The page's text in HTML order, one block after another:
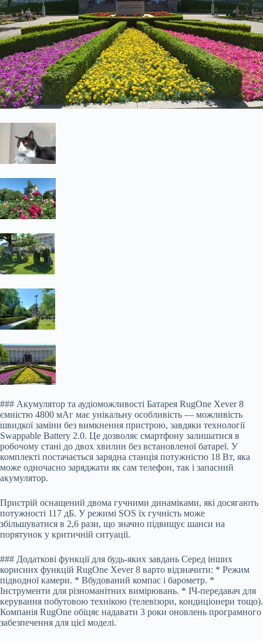
### Акумулятор та аудіоможливості Батарея RugOne Xever 8
ємністю 4800 мАг має унікальну особливість — можливість
швидкої заміни без вимкнення пристрою, завдяки технології
Swappable Battery 2.0. Це дозволяє смартфону залишатися в
робочому стані до двох хвилин без встановленої батареї. У
комплекті постачається зарядна станція потужністю 18 Вт, яка
може одночасно заряджати як сам телефон, так і запасний
акумулятор.
Пристрій оснащений двома гучними динаміками, які досягають
потужності 117 дБ. У режимі SOS їх гучність може
збільшуватися в 2,6 рази, що значно підвищує шанси на
порятунок у критичній ситуації.
### Додаткові функції для будь-яких завдань Серед інших
корисних функцій RugOne Xever 8 варто відзначити: * Режим
підводної камери. * Вбудований компас і барометр. *
Інструменти для різноманітних вимірювань. * ІЧ-передавач для
керування побутовою технікою (телевізори, кондиціонери тощо).
Компанія RugOne обіцяє надавати 3 роки оновлень програмного
забезпечення для цієї моделі.